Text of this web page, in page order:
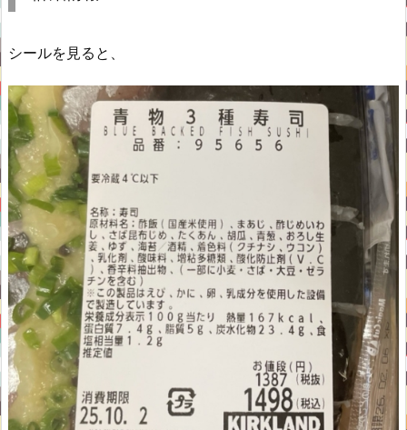
シールを見ると、